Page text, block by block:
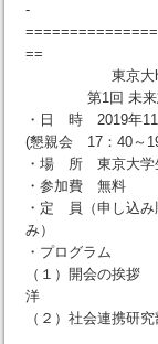
-
==
東京大http://
第1回 未来志向
・日 時 2019年11
(懇親会 17：40
・場 所 東京大学
・参加費 無料
・定 員（申し込み
み）
・プログラム
（１）開会の挨
洋
（２）社会連携研
東京大学生